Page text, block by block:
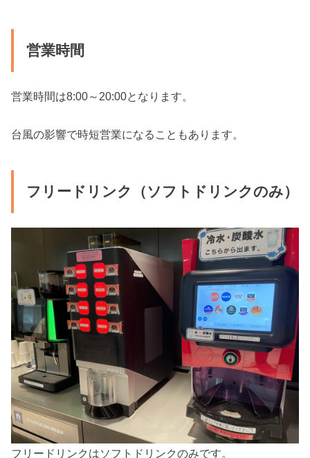
営業時間
営業時間は8:00～20:00となります。
台風の影響で時短営業になることもあります。
フリードリンク（ソフトドリンクのみ）
フリードリンクはソフトドリンクのみです。